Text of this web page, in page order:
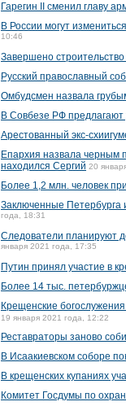
Гарегин II сменил главу
В России могут
10:46
Завершено строительство
Русский православный
Омбудсмен назвала
В Совбезе РФ предлагают
Арестованный экс-
Епархия назвала черным
находился Сергий 20
Более 1,2 млн. человек
Заключенные Петербурга
года, 18:31
Следователи планируют
января 2021 года, 17:35
Путин принял участие в
Более 14 тыс.
Крещенские
19 января 2021 года, 12:22
Реставраторы заново
В Исаакиевском соборе
В крещенских купаниях
Комитет Госдумы по